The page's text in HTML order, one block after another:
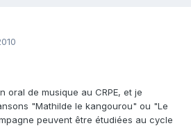
oral de musique au CRPE, et je
"Mathilde le kangourou" ou "Le
peuvent être étudiées au cycle